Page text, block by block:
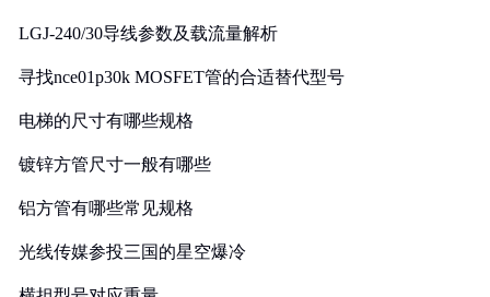
LGJ-240/30导线参数及载流量解析
寻找nce01p30k MOSFET管的合适替代型号
电梯的尺寸有哪些规格
镀锌方管尺寸一般有哪些
铝方管有哪些常见规格
光线传媒参投三国的星空爆冷